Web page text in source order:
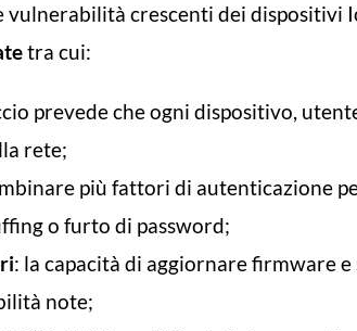
crescenti dei dispositivi
tra cui:
prevede che ogni dispositivo,
rete;
più fattori di autenticazione
o furto di password;
: la capacità di aggiornare firmware
note;